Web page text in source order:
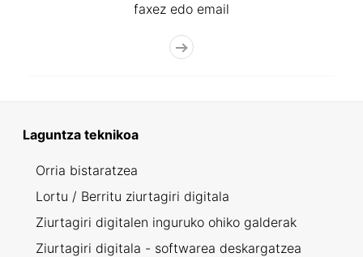
faxez edo email
Laguntza teknikoa
Orria bistaratzea
Lortu / Berritu ziurtagiri digitala
Ziurtagiri digitalen inguruko ohiko galderak
Ziurtagiri digitala - softwarea deskargatzea